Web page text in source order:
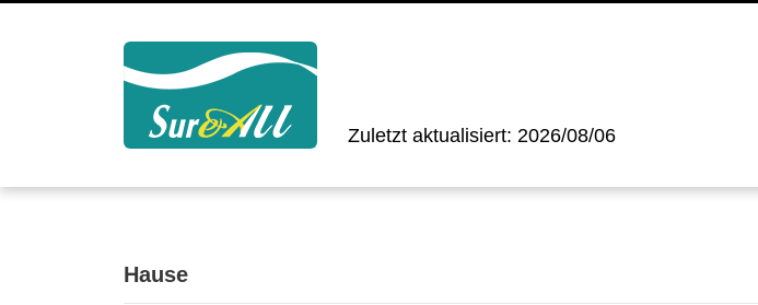
Zuletzt aktualisiert: 2026/08/06
Hause